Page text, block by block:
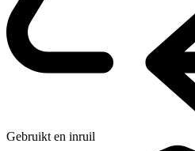
Gebruikt en inruil